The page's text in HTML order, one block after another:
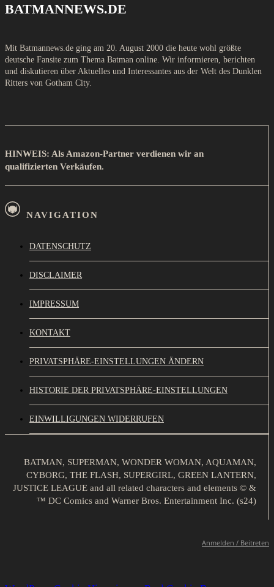
BATMANNEWS.DE
Mit Batmannews.de ging am 20. August 2000 die heute wohl größte
deutsche Fansite zum Thema Batman online. Wir informieren, berichten
und diskutieren über Aktuelles und Interessantes aus der Welt des Dunklen
Ritters von Gotham City.
HINWEIS: Als Amazon-Partner verdienen wir an
qualifizierten Verkäufen.
NAVIGATION
DATENSCHUTZ
DISCLAIMER
IMPRESSUM
KONTAKT
PRIVATSPHÄRE-EINSTELLUNGEN ÄNDERN
HISTORIE DER PRIVATSPHÄRE-EINSTELLUNGEN
EINWILLIGUNGEN WIDERRUFEN
BATMAN, SUPERMAN, WONDER WOMAN, AQUAMAN,
CYBORG, THE FLASH, SUPERGIRL, GREEN LANTERN,
JUSTICE LEAGUE and all related characters and elements © &
™ DC Comics and Warner Bros. Entertainment Inc. (s24)
Anmelden / Beitreten